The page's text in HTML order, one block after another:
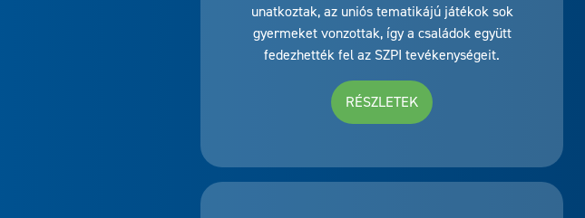
unatkoztak, az uniós tematikájú játékok sok
gyermeket vonzottak, így a családok együtt
fedezhették fel az SZPI tevékenységeit.
RÉSZLETEK